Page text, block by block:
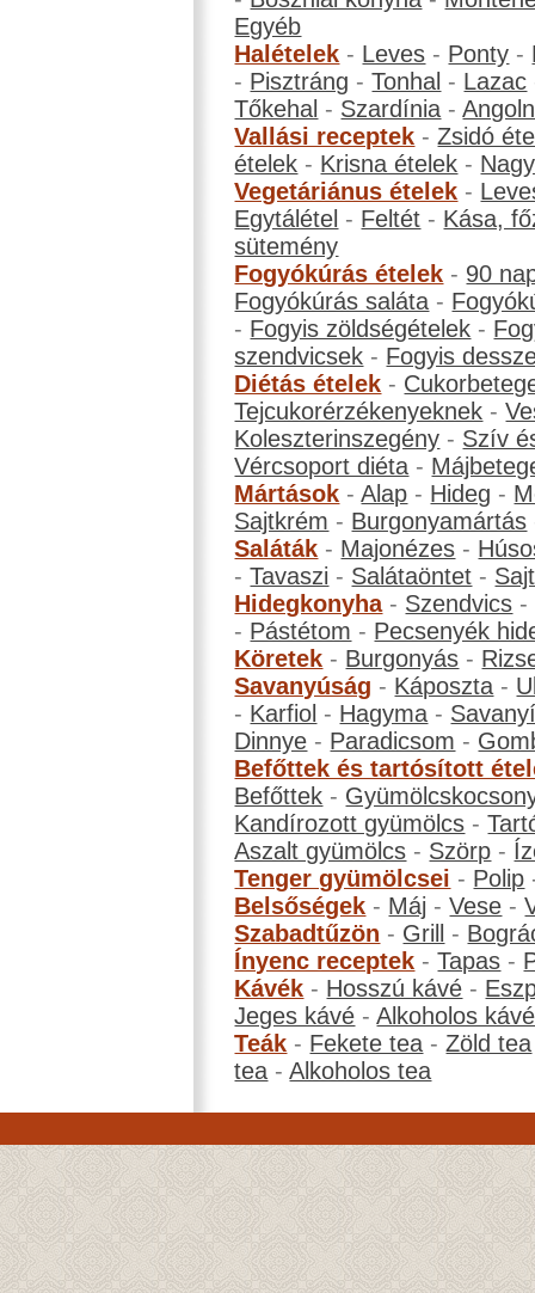
Egyéb
Halételek - Leves - Ponty -
- Pisztráng -Tonhal - Lazac
Tőkehal - Szardínia -
Vallási receptek -Zsidó
ételek - Krisna ételek -
Vegetáriánus ételek -
Egytálétel - Feltét - Kása,
sütemény
Fogyókúrás ételek - 90
Fogyókúrás saláta -
- Fogyis zöldségételek -
szendvicsek - Fogyis
Diétás ételek -
Tejcukorérzékenyeknek -
Koleszterinszegény - Szív
Vércsoport diéta -
Mártások -Alap - Hideg -
Sajtkrém - Burgonyamártás
Saláták - Majonézes -
-Tavaszi - Salátaöntet -
Hidegkonyha- Szendvics -
- Pástétom - Pecsenyék
Köretek - Burgonyás -
Savanyúság - Káposzta -
- Karfiol - Hagyma -
Dinnye - Paradicsom -
Befőttek és tartósított
Befőttek -
Kandírozott gyümölcs -
Aszalt gyümölcs - Szörp -
Tenger gyümölcsei - Polip
Belsőségek - Máj -Vese -
Szabadtűzön - Grill -
Ínyenc receptek -Tapas -
Kávék - Hosszú kávé -
Jeges kávé -Alkoholos kávé
Teák - Fekete tea -Zöld tea
tea -Alkoholos tea